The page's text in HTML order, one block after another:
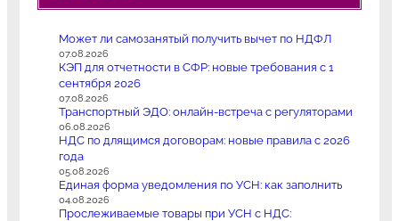
Может ли самозанятый получить вычет по НДФЛ
07.08.2026
КЭП для отчетности в СФР: новые требования с 1
сентября 2026
07.08.2026
Транспортный ЭДО: онлайн-встреча с регуляторами
06.08.2026
НДС по длящимся договорам: новые правила с 2026
года
05.08.2026
Единая форма уведомления по УСН: как заполнить
04.08.2026
Прослеживаемые товары при УСН с НДС: